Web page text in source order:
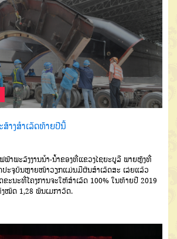
ສ້າງສຳເລັດທ້າຍປີນີ້
ຟ້າພະລັງງານນ້ໍາ-ນໍ້າຂອງທີ່ແຂວງໄຊຍະບູລີ ພາຍຫຼັງທີ່
ະຈຸບັນຫຼາຍໜ້າວຽກແມ່ນມີຜົນສຳເລັດສະ ເລ່ຍແລ້ວ
ະນະທີ່ໂຄງການຈະໃຫ້ສຳເລັດ 100% ໃນທ້າຍປີ 2019
ໝົດ 1,28 ພັນເມກາວັດ.